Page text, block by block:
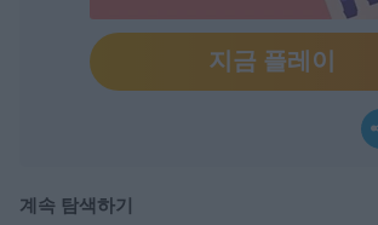
지금 플레이
계속 탐색하기